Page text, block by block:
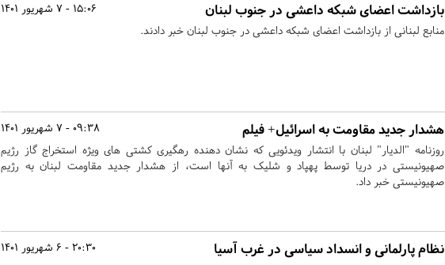
15:06 - 7 شهریور 1401 بازداشت اعضای شبکه داعشی در جنوب لبنان
منابع لبنانی از بازداشت اعضای شبکه داعشی در جنوب لبنان خبر دادند.
09:38 - 7 شهریور 1401 هشدار جدید مقاومت به اسرائیل+ فیلم
روزنامه "الدیار" لبنان با انتشار ویدئویی که نشان دهنده رهگیری کشتی های ویژه استخراج گاز رژیم
صهیونیستی در دریا توسط پهپاد و شلیک به آنها است، از هشدار جدید مقاومت لبنان به رژیم
صهیونیستی خبر داد.
20:30 - 6 شهریور 1401 نظام پارلمانی و انسداد سیاسی در غرب آسیا